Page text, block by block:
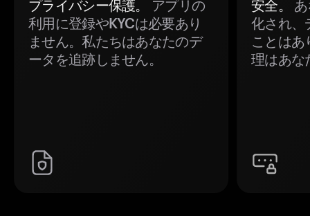
プライバシー保護。
アプリの
利用に登録やKYCは必要あり
ません。私たちはあなたのデ
ータを追跡しません。
安全。
化され、
ことはあ
理はあな